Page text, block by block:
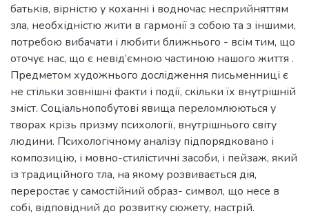
батьків, вірністю у коханні і водночас несприйняттям
зла, необхідністю жити в гармонії з собою та з іншими,
потребою вибачати і любити ближнього - всім тим, що
оточує нас, що є невід’ємною частиною нашого життя .
Предметом художнього дослідження письменниці є
не стільки зовнішні факти і події, скільки їх внутрішній
зміст. Соціальнопобутові явища переломлюються у
творах крізь призму психології, внутрішнього світу
людини. Психологічному аналізу підпорядковано і
композицію, і мовно-стилістичні засоби, і пейзаж, який
із традиційного тла, на якому розвивається дія,
переростає у самостійний образ- символ, що несе в
собі, відповідний до розвитку сюжету, настрій.